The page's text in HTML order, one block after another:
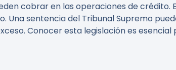
cobrar en las operaciones de crédito.
Una sentencia del Tribunal Supremo
Conocer esta legislación es